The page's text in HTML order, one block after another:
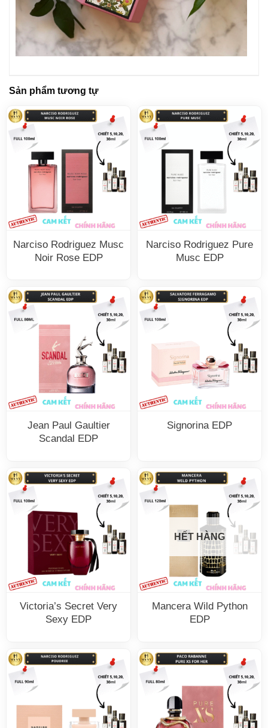
Sản phẩm tương tự
Narciso Rodriguez Musc
Noir Rose EDP
Narciso Rodriguez Pure
Musc EDP
Jean Paul Gaultier
Scandal EDP
Signorina EDP
Victoria’s Secret Very
Sexy EDP
HẾT HÀNG
Mancera Wild Python
EDP